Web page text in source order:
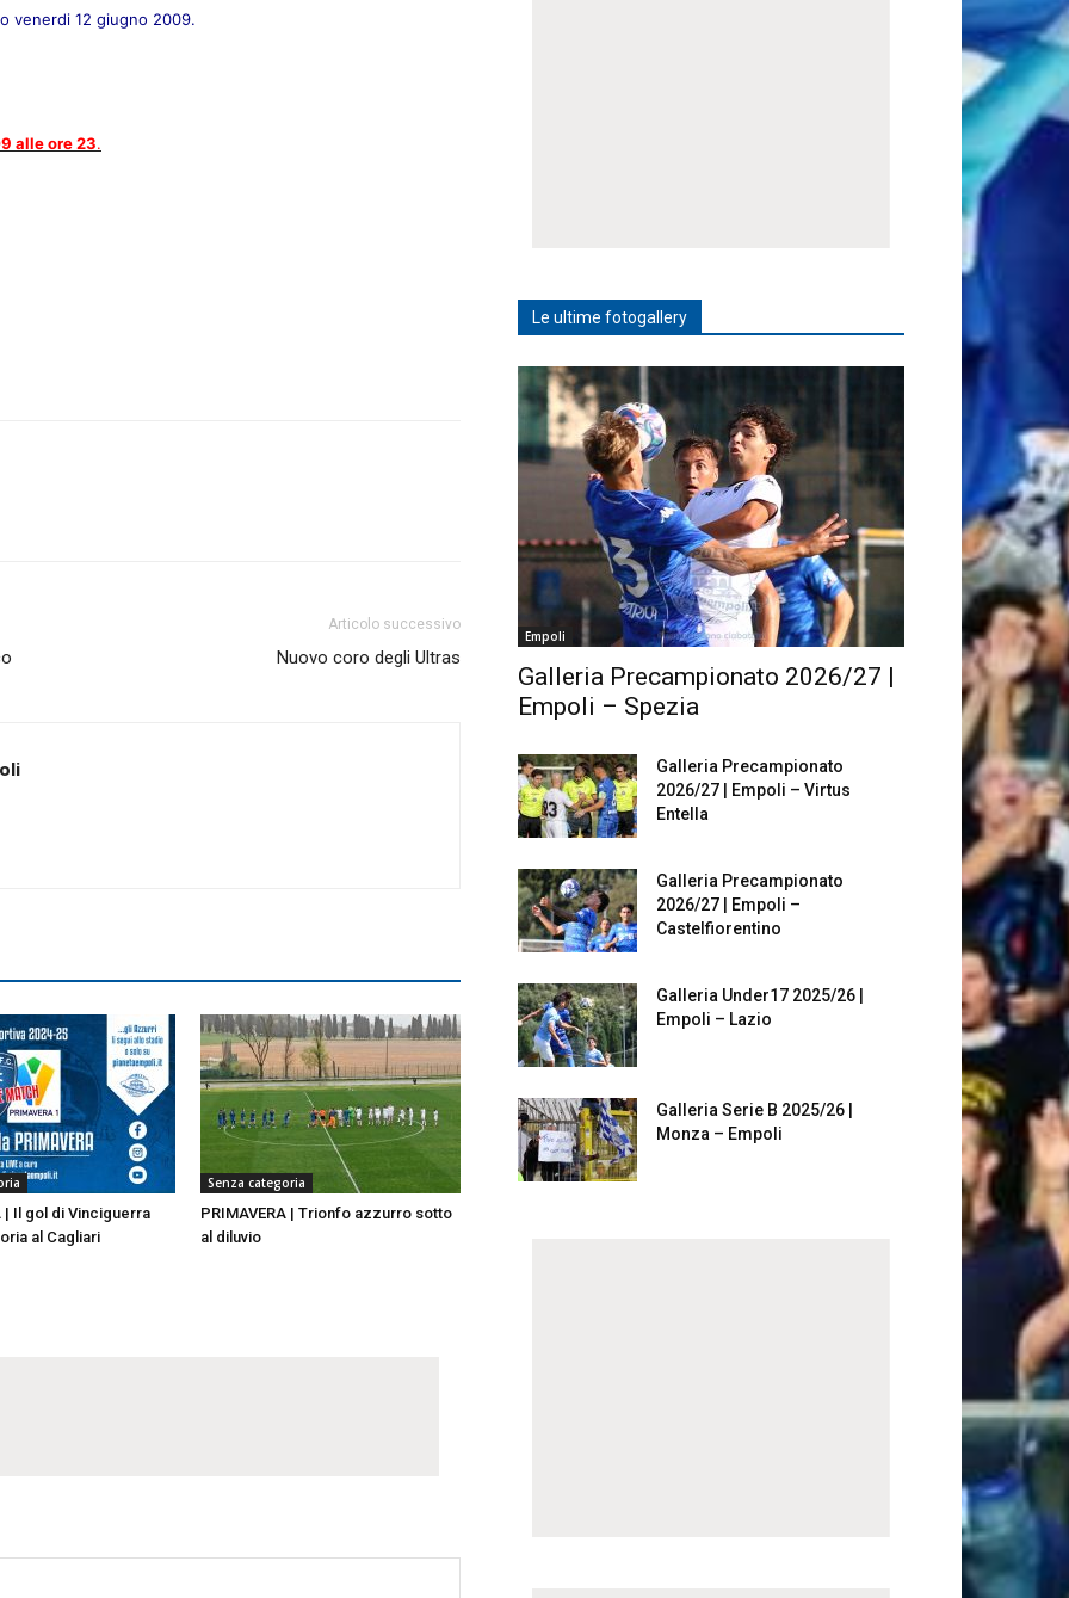
venerdi 12 giugno 2009.
alle ore 23.
Articolo successivo
Nuovo coro degli Ultras
| Il gol di Vinciguerra
al Cagliari
Senza categoria
PRIMAVERA | Trionfo azzurro sotto
al diluvio
Le ultime fotogallery
Empoli
Galleria Precampionato 2026/27 |
Empoli – Spezia
Galleria Precampionato
2026/27 | Empoli – Virtus
Entella
Galleria Precampionato
2026/27 | Empoli –
Castelfiorentino
Galleria Under17 2025/26 |
Empoli – Lazio
Galleria Serie B 2025/26 |
Monza – Empoli